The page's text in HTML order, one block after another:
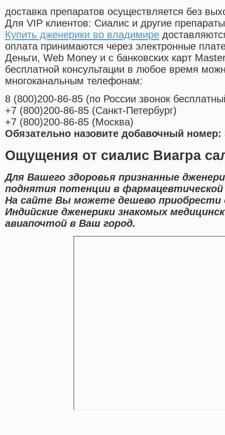
доставка препаратов осуществляется без
Для VIP клиентов: Сиалис и другие
Купить дженерики во владимире
оплата принимаются через электронные
Деньги, Web Money и с банковских карт
бесплатной консультации в любое время
многоканальным телефонам:
8 (800)200-86-85 (по России звонок
+7 (800)200-86-85 (Санкт-Петербург)
+7 (800)200-86-85 (Москва)
Обязательно назовите добавочный номер:
Ощущения от сиалис Виагра
Для Вашего здоровья признанные
поднятия потенции в фармацевтической
На сайте Вы можете дешево приобрести
Индийские дженерики знакомых
авиапочтой в Ваш город.